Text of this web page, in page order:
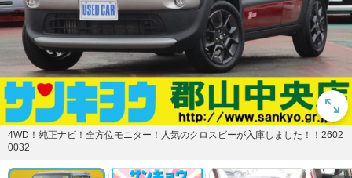
4WD！純正ナビ！全方位モニター！人気のクロスビーが入庫しました！！2602
0032